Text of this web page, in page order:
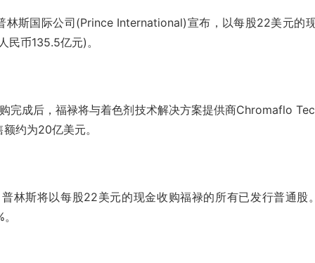
林斯国际公司(Prince International)宣布，以每股22美元的
民币135.5亿元)。
完成后，福禄将与着色剂技术解决方案提供商Chromaflo
约为20亿美元。
林斯将以每股22美元的现金收购福禄的所有已发行普通股